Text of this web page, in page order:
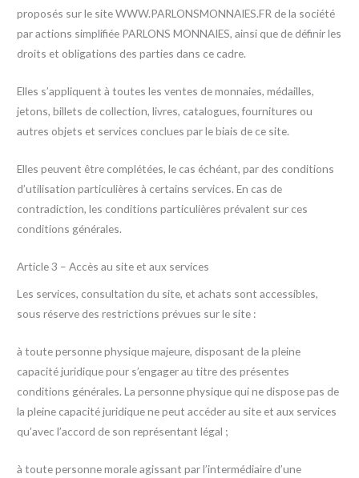
proposés sur le site WWW.PARLONSMONNAIES.FR de la société
par actions simplifiée PARLONS MONNAIES, ainsi que de définir les
droits et obligations des parties dans ce cadre.
Elles s’appliquent à toutes les ventes de monnaies, médailles,
jetons, billets de collection, livres, catalogues, fournitures ou
autres objets et services conclues par le biais de ce site.
Elles peuvent être complétées, le cas échéant, par des conditions
d’utilisation particulières à certains services. En cas de
contradiction, les conditions particulières prévalent sur ces
conditions générales.
Article 3 – Accès au site et aux services
Les services, consultation du site, et achats sont accessibles,
sous réserve des restrictions prévues sur le site :
à toute personne physique majeure, disposant de la pleine
capacité juridique pour s’engager au titre des présentes
conditions générales. La personne physique qui ne dispose pas de
la pleine capacité juridique ne peut accéder au site et aux services
qu’avec l’accord de son représentant légal ;
à toute personne morale agissant par l’intermédiaire d’une